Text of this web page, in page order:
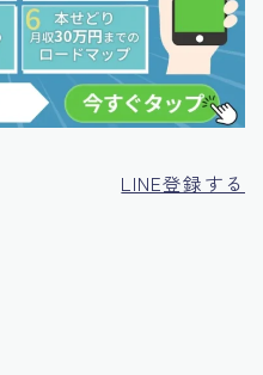
LINE登録する